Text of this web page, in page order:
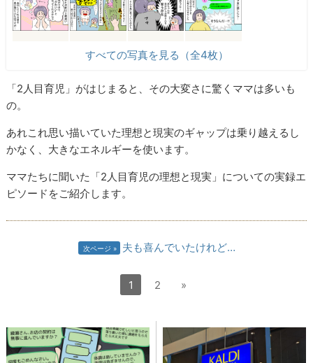
すべての写真を見る（全4枚）
「2人目育児」がはじまると、その大変さに驚くママは多いも
の。
あれこれ思い描いていた理想と現実のギャップは乗り越えるし
かなく、大きなエネルギーを使います。
ママたちに聞いた「2人目育児の理想と現実」についての実録エ
ピソードをご紹介します。
次ページ 夫も喜んでいたけれど…
1 2 »